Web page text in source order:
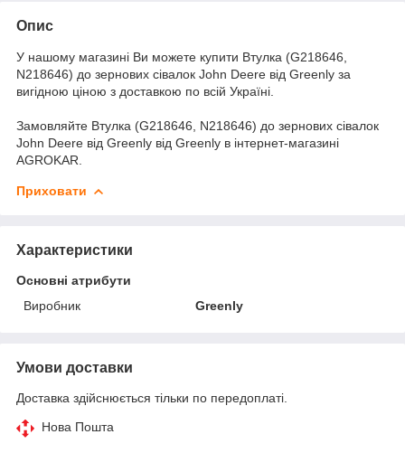
Опис
У нашому магазині Ви можете купити Втулка (G218646,
N218646) до зернових сівалок John Deere від Greenly за
вигідною ціною з доставкою по всій Україні.
Замовляйте Втулка (G218646, N218646) до зернових сівалок
John Deere від Greenly від Greenly в інтернет-магазині
AGROKAR.
Приховати
Характеристики
Основні атрибути
Виробник
Greenly
Умови доставки
Доставка здійснюється тільки по передоплаті.
Нова Пошта